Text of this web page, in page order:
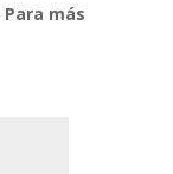
Para más